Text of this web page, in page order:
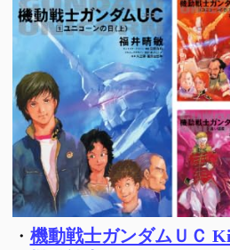
・ 機動戦士ガンダムＵＣ